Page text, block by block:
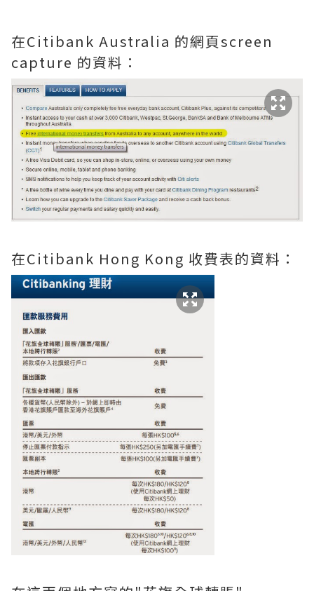
在Citibank Australia 的網頁screen
capture 的資料：
在Citibank Hong Kong 收費表的資料：